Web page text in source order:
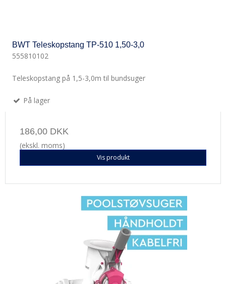
BWT Teleskopstang TP-510 1,50-3,0
555810102
Teleskopstang på 1,5-3,0m til bundsuger
På lager
186,00 DKK
(ekskl. moms)
Vis produkt